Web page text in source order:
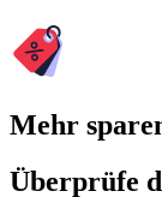
Mehr
Überprüfe